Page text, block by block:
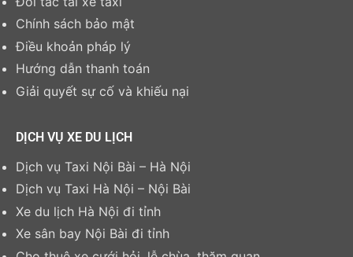
Chính sách bảo mật
Điều khoản pháp lý
Hướng dẫn thanh toán
Giải quyết sự cố và khiếu nại
DỊCH VỤ XE DU LỊCH
Dịch vụ Taxi Nội Bài – Hà Nội
Dịch vụ Taxi Hà Nội – Nội Bài
Xe du lịch Hà Nội đi tỉnh
Xe sân bay Nội Bài đi tỉnh